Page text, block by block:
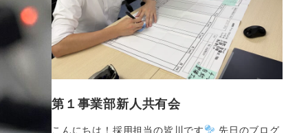
第１事業部新人共有会
こんにちは！採用担当の皆川です 先日のブログ